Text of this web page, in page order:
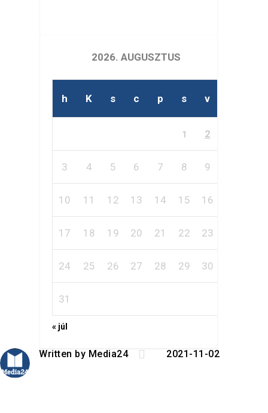
2026. AUGUSZTUS
h K s c p s v
1 2
3 4 5 6 7 8 9
10 11 12 13 14 15 16
17 18 19 20 21 22 23
24 25 26 27 28 29 30
31
« júl
Written by Media24  2021-11-02